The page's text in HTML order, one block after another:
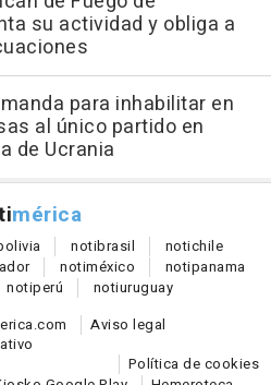
su actividad y obliga a
para inhabilitar en
al único partido en
de Ucrania
mérica
notibrasil notichile
notiméxico notipanama
notiperú notiuruguay
Aviso legal
Política de cookies